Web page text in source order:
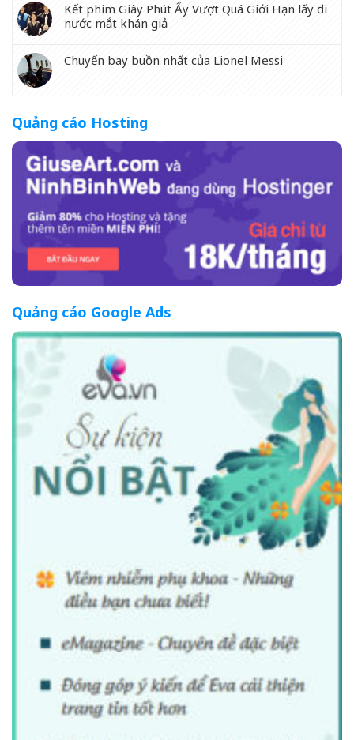
Kết phim Giây Phút Ấy Vượt Quá Giới Hạn lấy đi
nước mắt khán giả
Chuyến bay buồn nhất của Lionel Messi
Quảng cáo Hosting
Quảng cáo Google Ads